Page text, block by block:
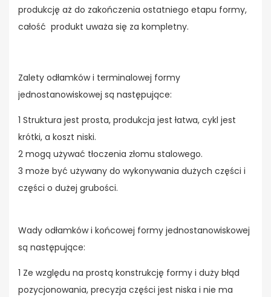
produkcję aż do zakończenia ostatniego etapu formy,
całość produkt uważa się za kompletny.
Zalety odłamków i terminalowej formy
jednostanowiskowej są następujące:
1 Struktura jest prosta, produkcja jest łatwa, cykl jest
krótki, a koszt niski.
2 mogą używać tłoczenia złomu stalowego.
3 może być używany do wykonywania dużych części i
części o dużej grubości.
Wady odłamków i końcowej formy jednostanowiskowej
są następujące:
1 Ze względu na prostą konstrukcję formy i duży błąd
pozycjonowania, precyzja części jest niska i nie ma